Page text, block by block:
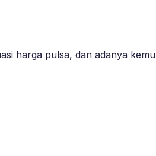
harga pulsa, dan adanya